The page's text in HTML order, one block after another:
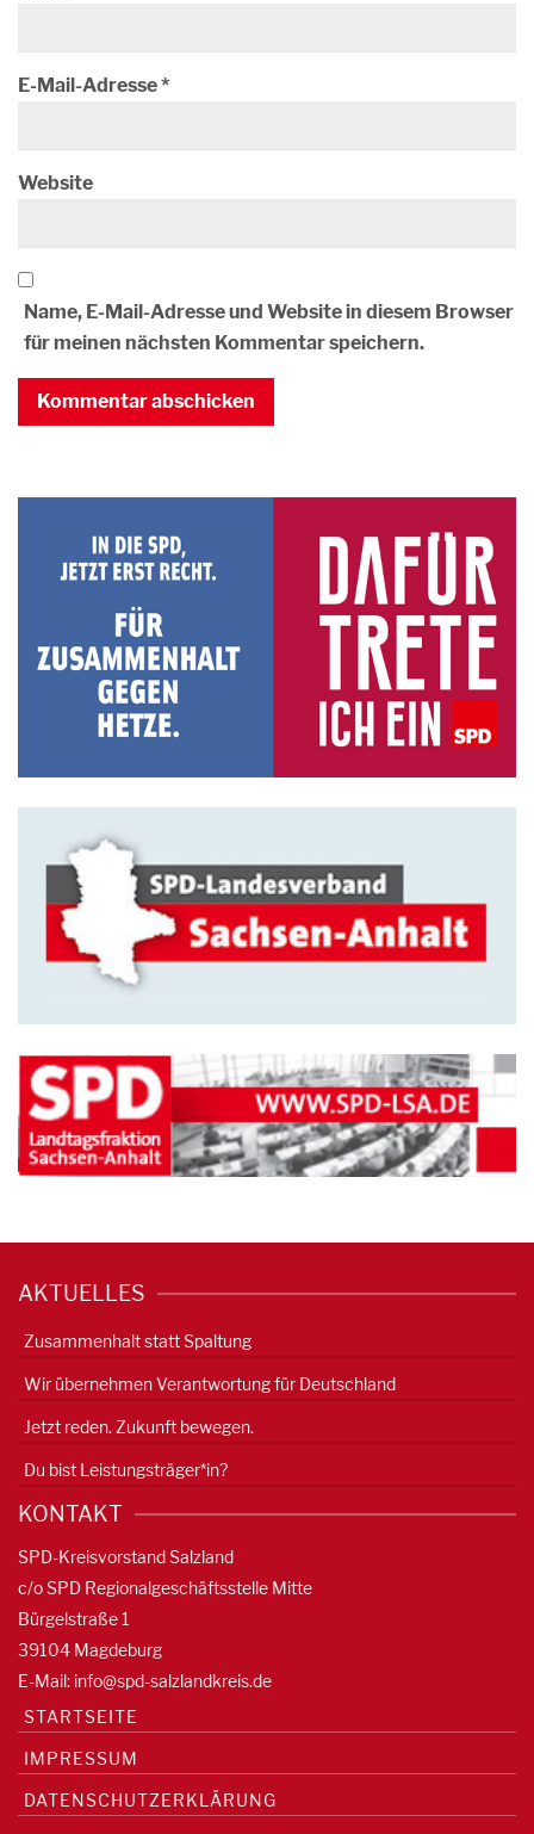
E-Mail-Adresse*
Website
Name, E-Mail-Adresse und Website in diesem Browser
für meinen nächsten Kommentar speichern.
AKTUELLES
Zusammenhalt statt Spaltung
Wir übernehmen Verantwortung für Deutschland
Jetzt reden. Zukunft bewegen.
Du bist Leistungsträger*in?
KONTAKT
SPD-Kreisvorstand Salzland
c/o SPD Regionalgeschäftsstelle Mitte
Bürgelstraße 1
39104 Magdeburg
E-Mail: info@spd-salzlandkreis.de
STARTSEITE
IMPRESSUM
DATENSCHUTZERKLÄRUNG